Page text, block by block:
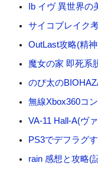
Ib イヴ 異世界
サイコブレイク
OutLast攻略(精
魔女の家 即死系
のび太の
無線Xbox360コ
VA-11 Hall-A(ヴ
PS3でデフラグ
rain 感想と攻略(